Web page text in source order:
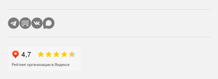
Являясь единственным средством фильтрации
приложение Burstek WebFilter ISA/TMG сочетает в себе
исключительную функциональность с предельной